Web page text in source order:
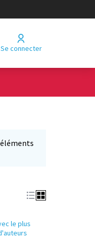
Se connecter
le plus